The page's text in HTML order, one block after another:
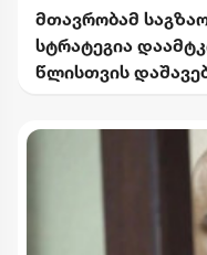
მთავრობამ
სტრატეგია
წლისთვის
ითვალისწინებს